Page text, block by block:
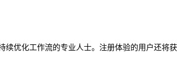
续优化工作流的专业人士。注册体验的用户还将获